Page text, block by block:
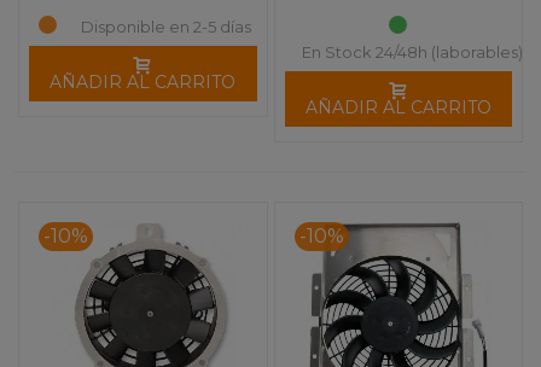
Disponible en 2-5 días
AÑADIR AL CARRITO
En Stock 24/48h (laborables)
AÑADIR AL CARRITO
-10% -10%